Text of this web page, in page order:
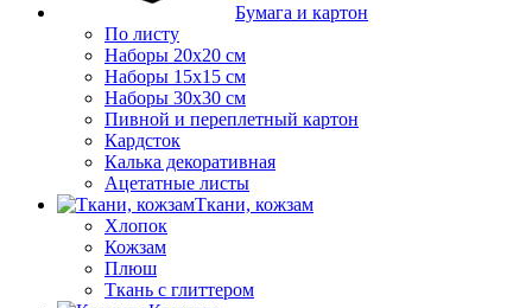
Бумага и картон
По листу
Наборы 20х20 см
Наборы 15х15 см
Наборы 30х30 см
Пивной и переплетный картон
Кардсток
Калька декоративная
Ацетатные листы
Ткани, кожзам
Хлопок
Кожзам
Плюш
Ткань с глиттером